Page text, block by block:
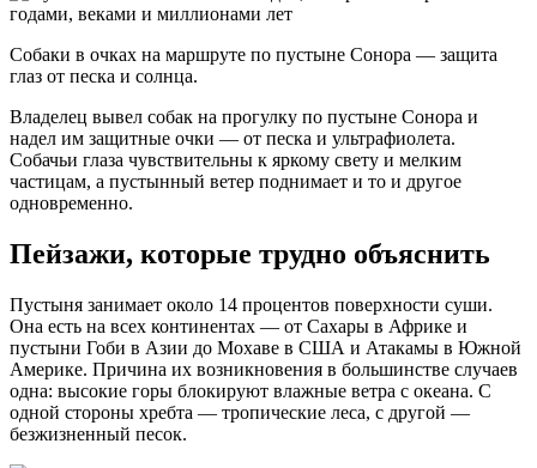
Собаки в очках на маршруте по пустыне Сонора — защита
глаз от песка и солнца.
Владелец вывел собак на прогулку по пустыне Сонора и
надел им защитные очки — от песка и ультрафиолета.
Собачьи глаза чувствительны к яркому свету и мелким
частицам, а пустынный ветер поднимает и то и другое
одновременно.
Пейзажи, которые трудно объяснить
Пустыня занимает около 14 процентов поверхности суши.
Она есть на всех континентах — от Сахары в Африке и
пустыни Гоби в Азии до Мохаве в США и Атакамы в Южной
Америке. Причина их возникновения в большинстве случаев
одна: высокие горы блокируют влажные ветра с океана. С
одной стороны хребта — тропические леса, с другой —
безжизненный песок.